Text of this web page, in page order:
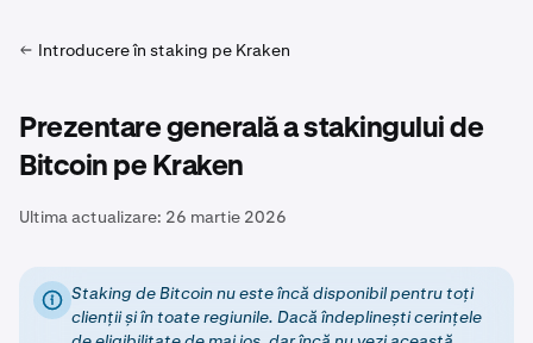
Introducere în staking pe Kraken
Prezentare generală a stakingului de
Bitcoin pe Kraken
Ultima actualizare: 26 martie 2026
Staking de Bitcoin nu este încă disponibil pentru toți
clienții și în toate regiunile. Dacă îndeplinești cerințele